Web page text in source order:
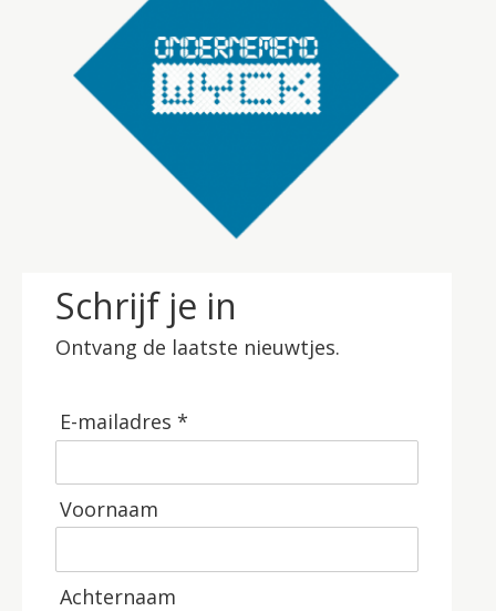
Schrijf je in
Ontvang de laatste nieuwtjes.
E-mailadres *
Voornaam
Achternaam